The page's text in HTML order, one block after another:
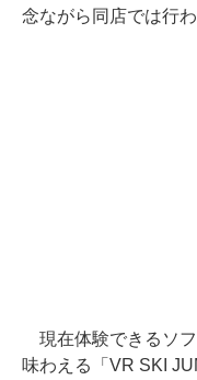
念ながら同店では行わ
現在体験できるソ
味わえる「VR SKI